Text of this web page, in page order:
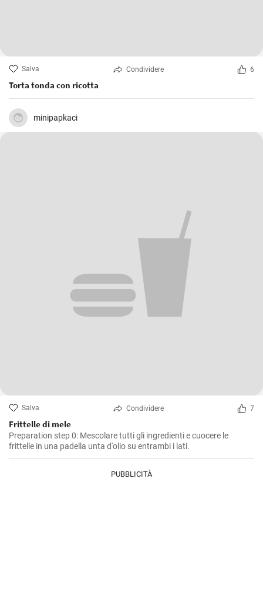
Salva Condividere 6
Torta tonda con ricotta
minipapkaci
Salva Condividere 7
Frittelle di mele
Preparation step 0: Mescolare tutti gli ingredienti e cuocere le
frittelle in una padella unta d'olio su entrambi i lati.
PUBBLICITÀ